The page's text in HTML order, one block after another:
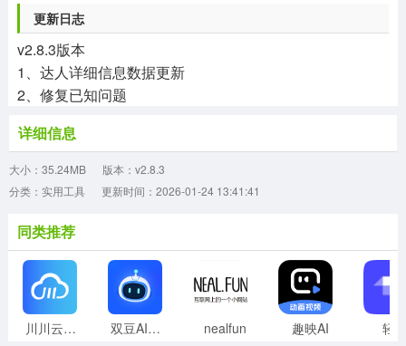
更新日志
v2.8.3版本
1、达人详细信息数据更新
2、修复已知问题
详细信息
大小：35.24MB
版本：v2.8.3
分类：实用工具
更新时间：2026-01-24 13:41:41
同类推荐
川川云手机正版 双豆AI助手 nealfun 趣映AI 轻